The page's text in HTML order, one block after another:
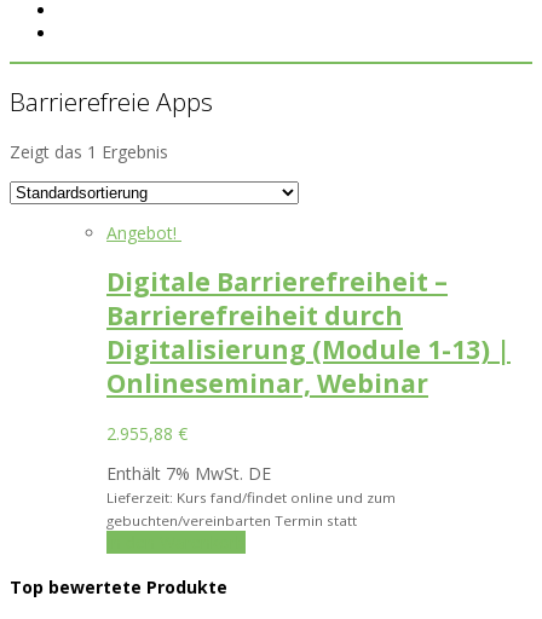
Barrierefreie Apps
Zeigt das 1 Ergebnis
Angebot!
Digitale Barrierefreiheit –
Barrierefreiheit durch
Digitalisierung (Module 1-13) |
Onlineseminar, Webinar
2.955,88 €
Enthält 7% MwSt. DE
Lieferzeit: Kurs fand/findet online und zum
gebuchten/vereinbarten Termin statt
Top bewertete Produkte